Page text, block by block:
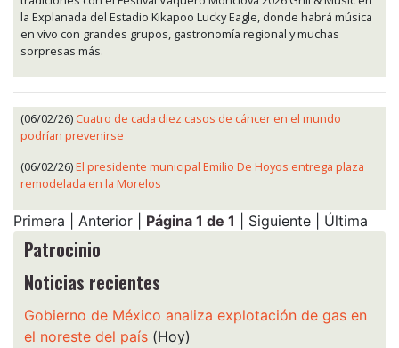
la Explanada del Estadio Kikapoo Lucky Eagle, donde habrá música
en vivo con grandes grupos, gastronomía regional y muchas
sorpresas más.
(06/02/26) Cuatro de cada diez casos de cáncer en el mundo
podrían prevenirse
(06/02/26)El presidente municipal Emilio De Hoyos entrega plaza
remodelada en la Morelos
Primera | Anterior | Página 1 de 1 | Siguiente | Última
Patrocinio
Noticias recientes
Gobierno de México analiza explotación de gas en
el noreste del país (Hoy)